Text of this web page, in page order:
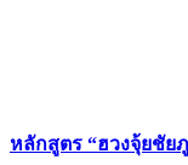
หลักสูตร “ฮวงจุ้ยชัย